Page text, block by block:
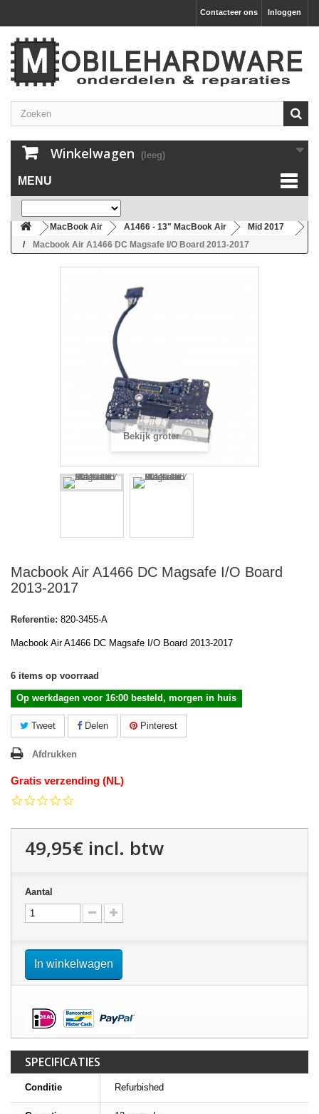
Inloggen
Contacteer ons
Winkelwagen (leeg)
MENU
MacBook Air A1466 - 13" MacBook Air
Mid 2017
Macbook Air A1466 DC Magsafe I/O Board 2013-2017
Bekijk groter
Macbook Air A1466 DC Magsafe I/O Board
2013-2017
Referentie: 820-3455-A
Macbook Air A1466 DC Magsafe I/O Board 2013-2017
6 items op voorraad
Op werkdagen voor 16:00 besteld, morgen in huis
Tweet Delen Pinterest
Afdrukken
Gratis verzending (NL)
49,95€ incl. btw
Aantal
In winkelwagen
SPECIFICATIES
Conditie Refurbished